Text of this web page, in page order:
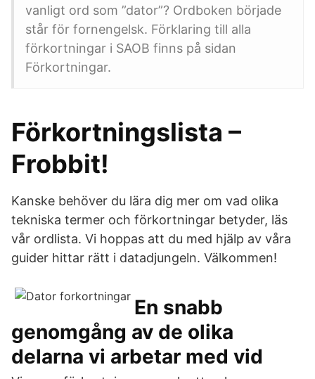
vanligt ord som ”dator”? Ordboken började
står för fornengelsk. Förklaring till alla
förkortningar i SAOB finns på sidan
Förkortningar.
Förkortningslista –
Frobbit!
Kanske behöver du lära dig mer om vad olika
tekniska termer och förkortningar betyder, läs
vår ordlista. Vi hoppas att du med hjälp av våra
guider hittar rätt i datadjungeln. Välkommen!
En snabb
genomgång av de olika
delarna vi arbetar med vid